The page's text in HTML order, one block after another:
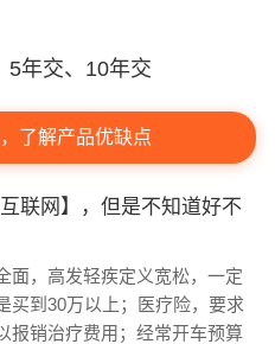
5年交、10年交
了解产品优缺点
联网】，但是不知道好不
面，高发轻疾定义宽松，一定
买到30万以上；医疗险，要求
报销治疗费用；经常开车预算